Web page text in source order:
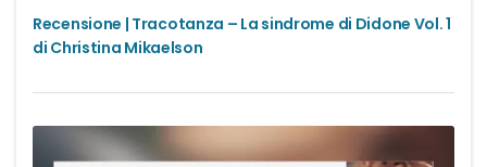
Recensione | Tracotanza – La sindrome di Didone Vol. 1
di Christina Mikaelson